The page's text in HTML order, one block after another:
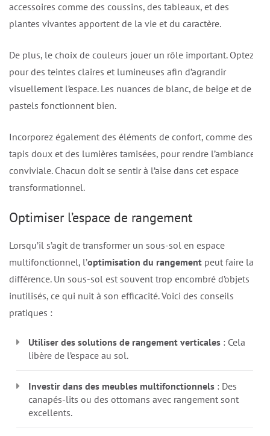
accessoires comme des coussins, des tableaux, et des
plantes vivantes apportent de la vie et du caractère.
De plus, le choix de couleurs jouer un rôle important. Optez
pour des teintes claires et lumineuses afin d’agrandir
visuellement l’espace. Les nuances de blanc, de beige et de
pastels fonctionnent bien.
Incorporez également des éléments de confort, comme des
tapis doux et des lumières tamisées, pour rendre l’ambiance
conviviale. Chacun doit se sentir à l’aise dans cet espace
transformationnel.
Optimiser l’espace de rangement
Lorsqu’il s’agit de transformer un sous-sol en espace
multifonctionnel, l’optimisation du rangement peut faire la
différence. Un sous-sol est souvent trop encombré d’objets
inutilisés, ce qui nuit à son efficacité. Voici des conseils
pratiques :
Utiliser des solutions de rangement verticales : Cela
libère de l’espace au sol.
Investir dans des meubles multifonctionnels : Des
canapés-lits ou des ottomans avec rangement sont
excellents.